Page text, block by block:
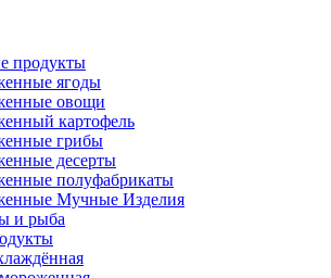
продукты
ягоды
овощи
картофель
грибы
десерты
полуфабрикаты
Мучные Изделия
и рыба